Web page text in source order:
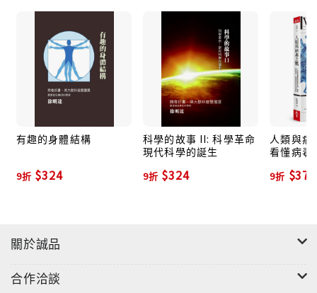
成的，這是人文和科學的共同語言和基礎。只有透過這
種摸索累積的感性，才會有偉大的人文或科學的創
作……感性是科學的靈魂，而理性是科學的肉體，我們
必須兼顧這兩方面的發展，才能讓人類文明繼續向前邁
進。我寫這本書的目的就是希望從科學思想及伴隨的人
文歷史的發展角度來討論現代科學的觀念是如何慢慢建
徐教授在《科學的序曲：觀天象》一書中從感性的靈魂
出發，以理性觀點細述古代人類是怎麼從天文現象的觀
眾多的歷史器物、文獻、建築、傳說等紀錄，以人類的
天文學的發展走向。
有趣的身體結構
9折 $324
科學的故事 II: 科學革命
現代科學的誕生
9折 $324
人類與病
看懂病毒
發時的生
9折 $378
關於誠品
合作洽談